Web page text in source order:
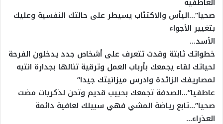
صحيا”…اليأس والاكتئاب يسيطر على حالتك النفسية وعليك
بتغيير الأجواء
الأسد…
خطواتك ثابتة وقدت تتعرف على أشخاص جدد يدخلون الفرحة
لحياتك لقاء يجمعك بأرباب العمل وترقية تنالها بجدارة انتبه
لمصاريفك الزائدة وادرس ميزانيتك جيدا”
عاطفيا”…الصدفة تجمعك بحبيب قديم وتحن لذكريات مضت
صحيا”…تابع رياضة المشي فهي سبيلك لعافية دائمة
العذراء…